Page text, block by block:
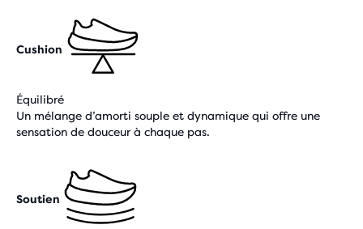
Cushion
Équilibré
Un mélange d’amorti souple et dynamique qui offre une
sensation de douceur à chaque pas.
Soutien